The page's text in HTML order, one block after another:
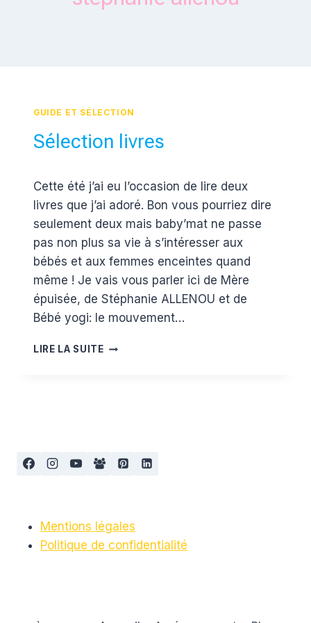
GUIDE ET SÉLECTION
Sélection livres
Estelle
Cette été j’ai eu l’occasion de lire deux
livres que j’ai adoré. Bon vous pourriez dire
seulement deux mais baby’mat ne passe
pas non plus sa vie à s’intéresser aux
bébés et aux femmes enceintes quand
même ! Je vais vous parler ici de Mère
épuisée, de Stéphanie ALLENOU et de
Bébé yogi: le mouvement…
LIRE LA SUITESÉLECTION
Mentions légales
Politique de confidentialité